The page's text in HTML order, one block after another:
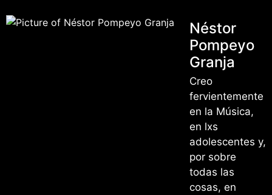
Néstor
Pompeyo
Granja
Creo
fervientemente
en la Música,
en lxs
adolescentes y,
por sobre
todas las
cosas, en